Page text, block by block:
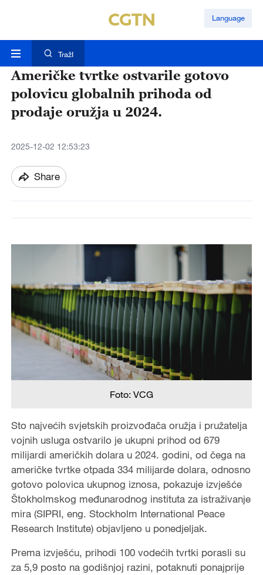
Language
TražI
Američke tvrtke ostvarile gotovo
polovicu globalnih prihoda od
prodaje oružja u 2024.
2025-12-02 12:53:23
Share
Foto: VCG
Sto najvećih svjetskih proizvođača oružja i pružatelja
vojnih usluga ostvarilo je ukupni prihod od 679
milijardi američkih dolara u 2024. godini, od čega na
američke tvrtke otpada 334 milijarde dolara, odnosno
gotovo polovica ukupnog iznosa, pokazuje izvješće
Štokholmskog međunarodnog instituta za istraživanje
mira (SIPRI, eng. Stockholm International Peace
Research Institute) objavljeno u ponedjeljak.
Prema izvješću, prihodi 100 vodećih tvrtki porasli su
za 5,9 posto na godišnjoj razini, potaknuti ponajprije